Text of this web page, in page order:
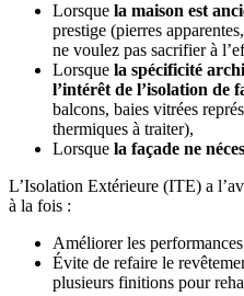
Lorsque la maison est
prestige (pierres
ne voulez pas sacrifier à
Lorsque la spécificité
l’intérêt de l’isolation de
balcons, baies vitrées
thermiques à traiter),
Lorsque la façade ne
L’Isolation Extérieure (ITE) a
à la fois :
Améliorer les
Évite de refaire le
plusieurs finitions pour